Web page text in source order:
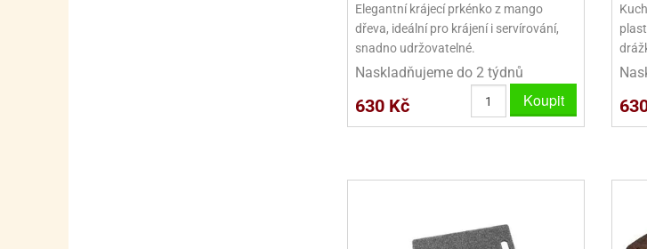
Elegantní krájecí prkénko z mango
dřeva, ideální pro krájení i servírování,
snadno udržovatelné.
Naskladňujeme do 2 týdnů
630 Kč Koupit